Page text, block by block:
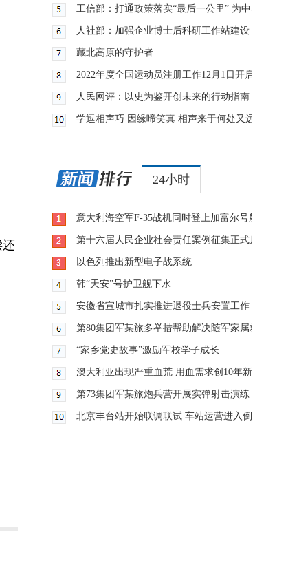
还
工信部：打通政策落实“最后一公里” 为中小企业纾困
人社部：加强企业博士后科研工作站建设 推动企业创
藏北高原的守护者
2022年度全国运动员注册工作12月1日开启
人民网评：以史为鉴开创未来的行动指南
学逗相声巧 因缘啼笑真 相声来于何处又远至何方？
24小时
意大利海空军F-35战机同时登上加富尔号航母
第十六届人民企业社会责任案例征集正式启动
以色列推出新型电子战系统
韩“天安”号护卫舰下水
安徽省宣城市扎实推进退役士兵安置工作
第80集团军某旅多举措帮助解决随军家属就业难题
“家乡党史故事”激励军校学子成长
澳大利亚出现严重血荒 用血需求创10年新高
第73集团军某旅炮兵营开展实弹射击演练
北京丰台站开始联调联试 车站运营进入倒计时